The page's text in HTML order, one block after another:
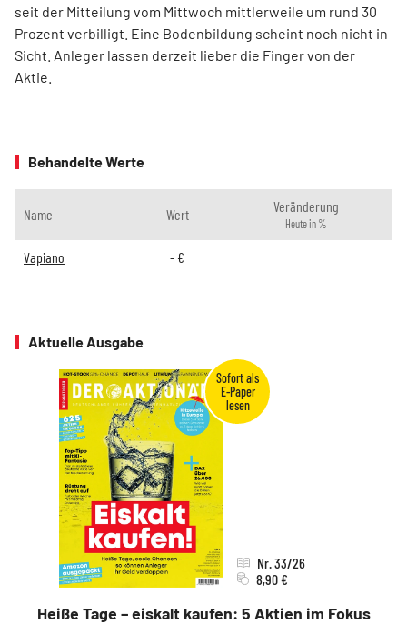
seit der Mitteilung vom Mittwoch mittlerweile um rund 30
Prozent verbilligt. Eine Bodenbildung scheint noch nicht in
Sicht. Anleger lassen derzeit lieber die Finger von der
Aktie.
Behandelte Werte
Name Wert Veränderung
Heute in %
Vapiano - €
Aktuelle Ausgabe
Heiße Tage – eiskalt kaufen: 5 Aktien im Fokus
Nr. 33/26
8,90 €